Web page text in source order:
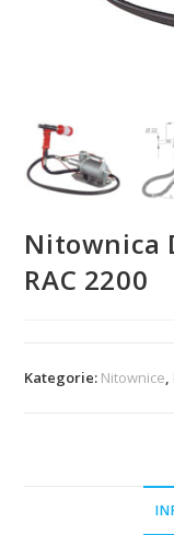
Nitownica
RAC 2200
Kategorie: Nitownice,